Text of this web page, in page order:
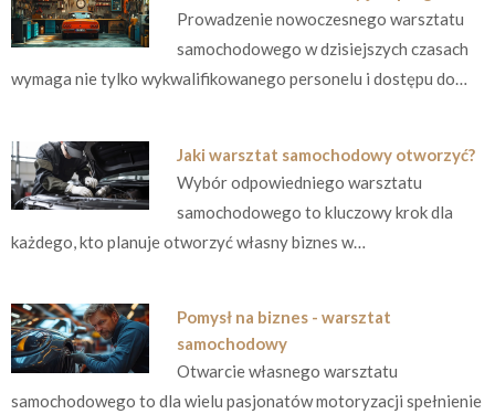
Prowadzenie nowoczesnego warsztatu
samochodowego w dzisiejszych czasach
wymaga nie tylko wykwalifikowanego personelu i dostępu do…
Jaki warsztat samochodowy otworzyć?
Wybór odpowiedniego warsztatu
samochodowego to kluczowy krok dla
każdego, kto planuje otworzyć własny biznes w…
Pomysł na biznes - warsztat
samochodowy
Otwarcie własnego warsztatu
samochodowego to dla wielu pasjonatów motoryzacji spełnienie